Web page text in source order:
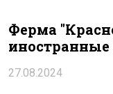
Ферма
27.08.2024